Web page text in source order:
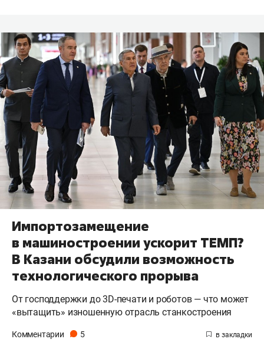
Импортозамещение
в машиностроении ускорит ТЕМП?
В Казани обсудили возможность
технологического прорыва
От господдержки до 3D-печати и роботов — что может
«вытащить» изношенную отрасль станкостроения
Комментарии 5